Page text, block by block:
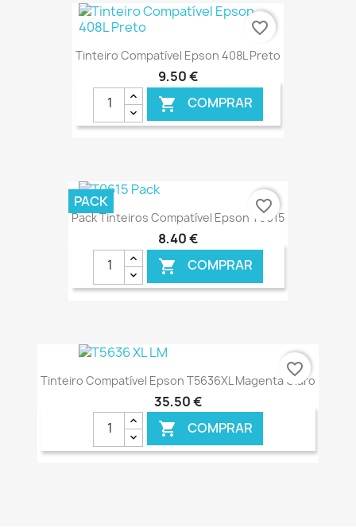
Tinteiro Compatível Epson 408L Preto
9,50 €
 COMPRAR
favorite_border
Pack Tinteiros Compatível Epson T0615
8,40 €
 COMPRAR
PACK favorite_border
Tinteiro Compatível Epson T5636XL Magenta Claro
35,50 €
 COMPRAR
favorite_border